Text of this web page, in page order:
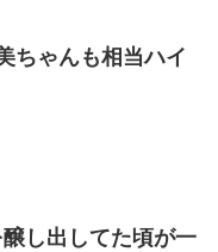
ちゃんも相当ハイ
し出してた頃が一